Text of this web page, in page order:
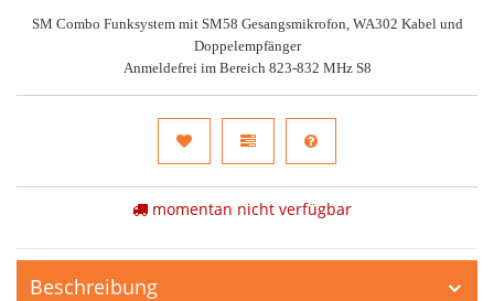
SM Combo Funksystem mit SM58 Gesangsmikrofon, WA302 Kabel und
Doppelempfänger
Anmeldefrei im Bereich 823-832 MHz S8
momentan nicht verfügbar
Beschreibung